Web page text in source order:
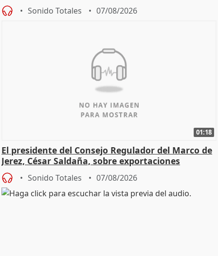
Sonido Totales 07/08/2026
01:18
El presidente del Consejo Regulador del Marco de
Jerez, César Saldaña, sobre exportaciones
Sonido Totales 07/08/2026